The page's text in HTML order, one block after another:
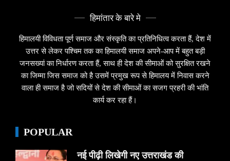
हिमांतार के बारे मे
हिमालयी विविधता पूर्ण समाज और संस्कृति का प्रतिनिधित्व करता हैं, देश में
उत्तर से लेकर पश्चिम तक का हिमालयी समाज अपने-आप में बहुत बड़ी
जनसख्यां का निर्धारण करता हैं, साथ ही देश की सीमाओं को सुरक्षित रखने
का जिम्मा जिस समाज को है उसमें प्रमुख रूप से हिमालय में निवास करने
वाला ही समाज है जो सदियों से देश की सीमाओं का सजग प्रहरी की भांति
कार्य कर रहा हैं।
POPULAR
नई पीढ़ी लिखेगी नए उत्तराखंड की